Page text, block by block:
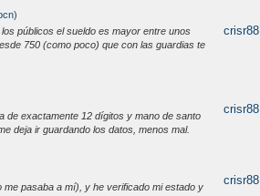
públicos el sueldo es mayor entre unos
750 (como poco) que con las guardias te
crisr88
de exactamente 12 dígitos y mano de santo
deja ir guardando los datos, menos mal.
crisr88
pasaba a mí), y he verificado mi estado y
crisr88